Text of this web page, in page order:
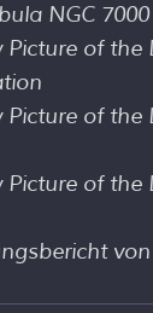
NGC
of the
of the
of the